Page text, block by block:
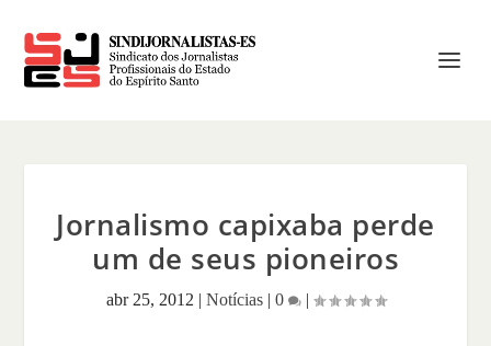
Jornalismo capixaba perde
um de seus pioneiros
abr 25, 2012 | Notícias| 0 |